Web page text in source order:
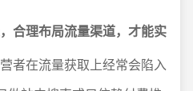
合理布局流量渠道，才能实
者在流量获取上经常会陷入